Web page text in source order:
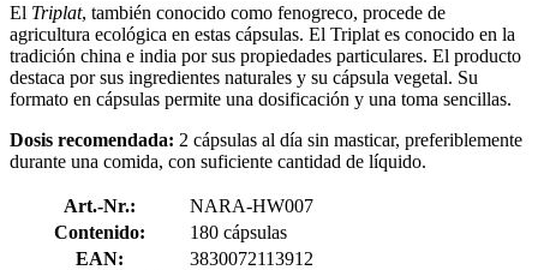
El Triplat, también conocido como fenogreco, procede de
agricultura ecológica en estas cápsulas. El Triplat es conocido en la
tradición china e india por sus propiedades particulares. El producto
destaca por sus ingredientes naturales y su cápsula vegetal. Su
formato en cápsulas permite una dosificación y una toma sencillas.
Dosis recomendada: 2 cápsulas al día sin masticar, preferiblemente
durante una comida, con suficiente cantidad de líquido.
Art.-Nr.:
NARA-HW007
Contenido:
180 cápsulas
EAN:
3830072113912